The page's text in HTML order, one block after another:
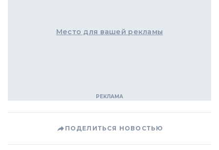
Место для вашей рекламы
ПОДЕЛИТЬСЯ НОВОСТЬЮ